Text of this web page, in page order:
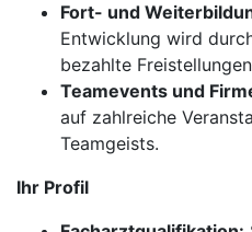
Fort- und
Entwicklung wird
bezahlte
Teamevents und
auf zahlreiche
Teamgeists.
Ihr Profil